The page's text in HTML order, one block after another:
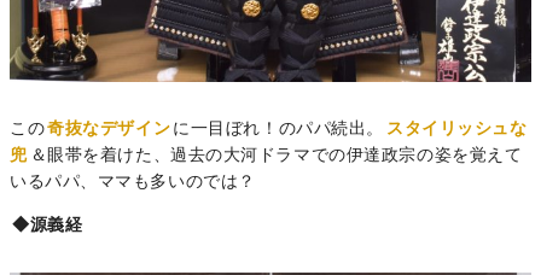
この奇抜なデザイン に一目ぼれ！のパパ続出。
スタイリッシュな
兜 ＆眼帯を着けた、過去の大河ドラマでの伊達政宗の姿を覚えて
いるパパ、ママも多いのでは？
◆源義経